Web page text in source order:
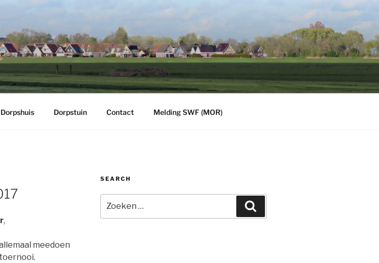
Dorpshuis Dorpstuin Contact Melding SWF (MOR)
,
meedoen
SEARCH
naar: